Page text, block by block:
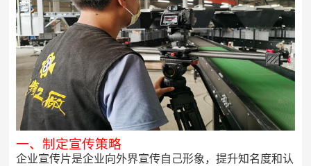
一、制定宣传策略
企业宣传片是企业向外界宣传自己形象，提升知名度和认